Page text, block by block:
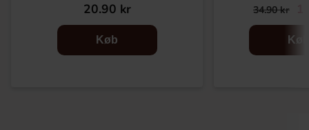
20.90 kr
Køb
34.90 kr
Køb